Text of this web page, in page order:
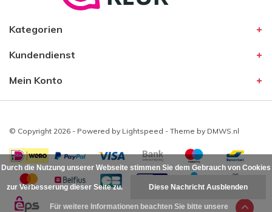
Kategorien
Kundendienst
Mein Konto
© Copyright 2026 - Powered by Lightspeed - Theme by DMWS.nl
Durch die Nutzung unserer Webseite stimmen Sie dem Gebrauch von Cookies
zur Verbesserung dieser Seite zu. Diese Nachricht Ausblenden
Für weitere Informationen beachten Sie bitte unsere